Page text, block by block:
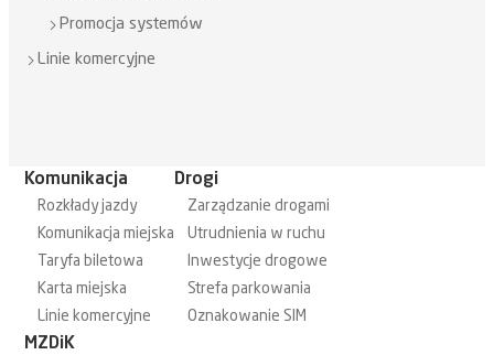
Promocja systemów
Linie komercyjne
Komunikacja
Rozkłady jazdy
Komunikacja miejska
Taryfa biletowa
Karta miejska
Linie komercyjne
Drogi
Zarządzanie drogami
Utrudnienia w ruchu
Inwestycje drogowe
Strefa parkowania
Oznakowanie SIM
MZDiK